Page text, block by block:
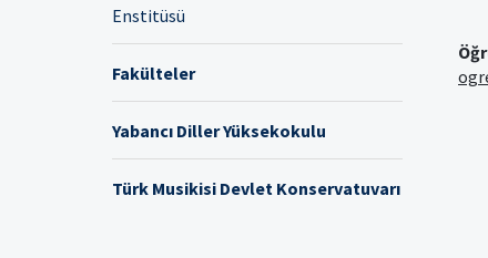
Enstitüsü
Fakülteler
Yabancı Diller Yüksekokulu
Türk Musikisi Devlet Konservatuvarı